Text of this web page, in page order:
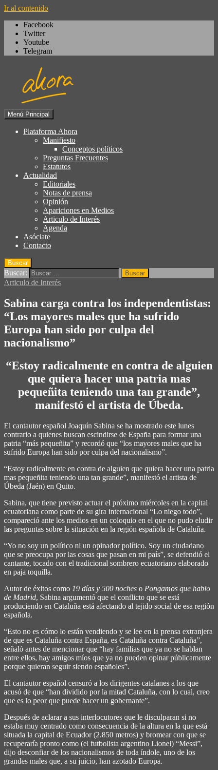
Ir al contenido
Facebook
Twitter
Youtube
Telegram
Plataforma Ahora
socialdemocracia, regeneración,
ciudadanía, laicismo, europeísmo
Menú Principal
Plataforma Ahora
Manifiesto
Conceptos políticos
Preguntas Frecuentes
Estatutos
Actualidad
Editoriales
Notas de prensa
Opinión
Apariciones en Medios
Articulo de Interés
Agenda
Asóciate
Contacto
Buscar
Buscar:
Articulo de Interés
Sabina carga contra los independentistas:
“Los mayores males que ha sufrido
Europa han sido por culpa del
nacionalismo”
“Estoy radicalmente en contra de alguien
que quiera hacer una patria mas
pequeñita teniendo una tan grande”,
manifestó el artista de Úbeda.
El cantautor español Joaquín Sabina se ha mostrado este lunes
contrario a quienes buscan escindirse de España para formar una
patria “más pequeñita” y recordó que “los mayores males que ha
sufrido Europa han sido por culpa del nacionalismo”.
“Estoy radicalmente en contra de alguien que quiera hacer una patria
mas pequeñita teniendo una tan grande”, manifestó el artista de
Úbeda (Jaén) en Quito.
Sabina, que tiene previsto actuar el próximo miércoles en la capital
ecuatoriana como parte de su gira internacional “Lo niego todo”,
compareció ante los medios en un coloquio en el que no pudo eludir
las preguntas sobre la situación en la región española de Cataluña.
“Yo no soy un político ni un opinador político. Soy un ciudadano
que se preocupa por las cosas que pasan en mi país”, se defendió el
cantante, tocado con el tradicional sombrero ecuatoriano elaborado
en paja toquilla.
Autor de éxitos como 19 días y 500 noches o Pongamos que hablo
de Madrid, Sabina argumentó que el conflicto que se está
produciendo en Cataluña está afectando al tejido social de esa región
española.
“Esto no es cómo lo están vendiendo y se lee en la prensa extranjera
de que es Cataluña contra España, es Cataluña contra Cataluña”,
señaló antes de mencionar que “hay familias que ya no se hablan
entre ellos, hay amigos míos que ya no pueden opinar públicamente
porque quieran seguir siendo españoles”.
El cantautor español censuró a los dirigentes catalanes a los que
acusó de que “han dividido por la mitad Cataluña, con lo cual, creo
que es lo peor que puede hacer un gobernante”.
Después de aclarar a sus interlocutores que le disculparan si no
estaba muy centrado como consecuencia de la altura en la que está
situada la capital de Ecuador (2.850 metros) y bromear con que se
recuperaría pronto como (el futbolista argentino Lionel) “Messi”,
dijo desconfiar de los nacionalismos de toda índole, uno de los
grandes males que, a su juicio, han azotado Europa.